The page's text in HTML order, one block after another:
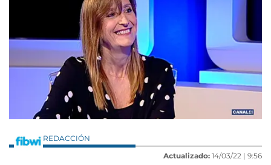
REDACCIÓN
Actualizado: 14/03/22 | 9:56